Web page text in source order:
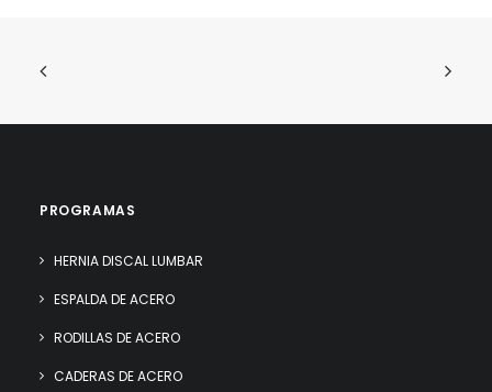
PROGRAMAS
HERNIA DISCAL LUMBAR
ESPALDA DE ACERO
RODILLAS DE ACERO
CADERAS DE ACERO